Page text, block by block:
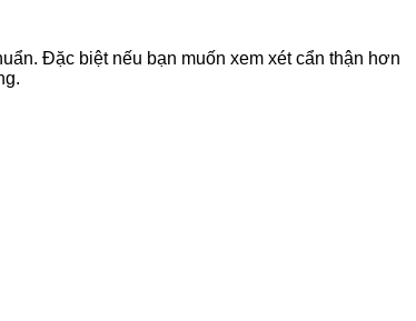
Đặc biệt nếu bạn muốn xem xét cẩn thận hơn